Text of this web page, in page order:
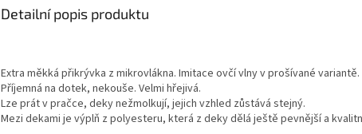
Detailní popis produktu
Extra měkká přikrývka z mikrovlákna. Imitace ovčí vlny v prošívané variantě.
Příjemná na dotek, nekouše. Velmi hřejivá.
Lze prát v pračce, deky nežmolkují, jejich vzhled zůstává stejný.
Mezi dekami je výplň z polyesteru, která z deky dělá ještě pevnější a